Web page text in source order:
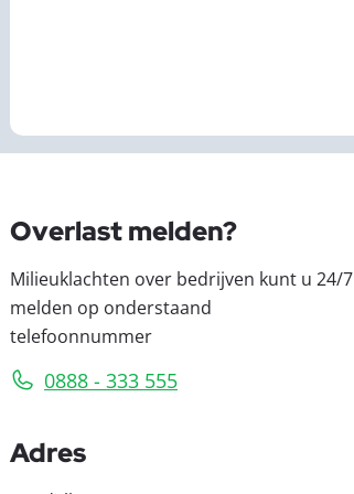
Overlast melden?
Milieuklachten over bedrijven kunt u 24/7
melden op onderstaand
telefoonnummer
0888 - 333 555
Adres